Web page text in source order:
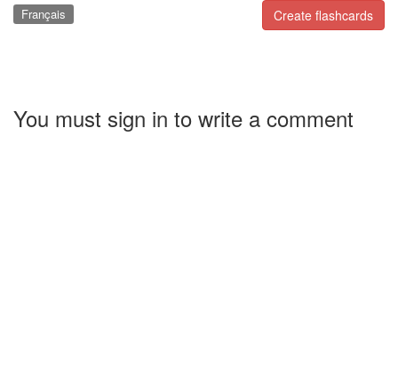
Create flashcards
Français
You must sign in to write a comment